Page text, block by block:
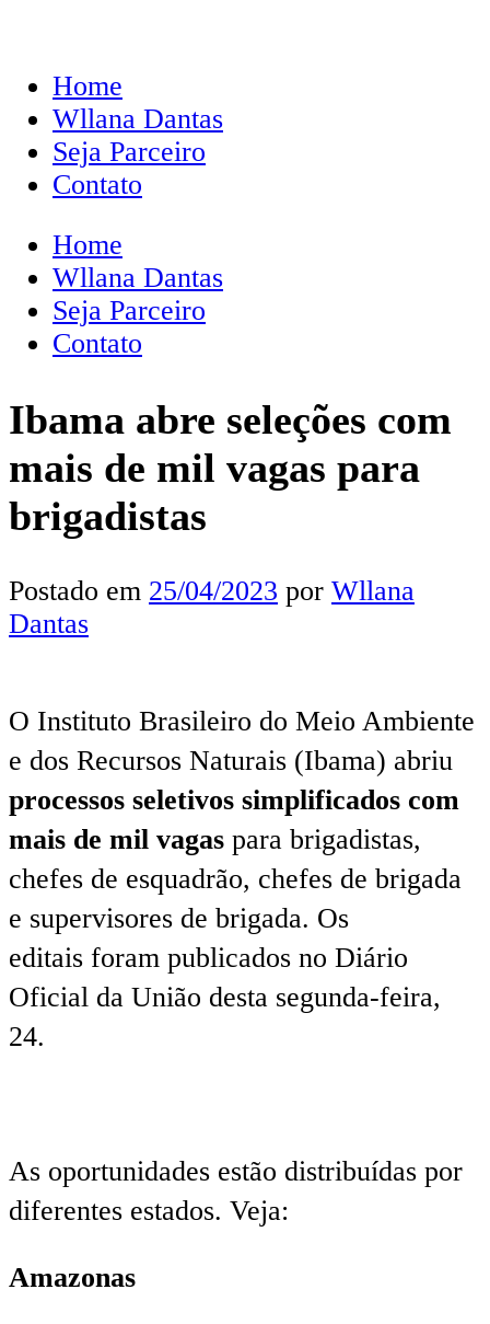
Home
Wllana Dantas
Seja Parceiro
Contato
Home
Wllana Dantas
Seja Parceiro
Contato
Ibama abre seleções com
mais de mil vagas para
brigadistas
Postado em 25/04/2023 por Wllana
Dantas
O Instituto Brasileiro do Meio Ambiente
e dos Recursos Naturais (Ibama) abriu
processos seletivos simplificados com
mais de mil vagas para brigadistas,
chefes de esquadrão, chefes de brigada
e supervisores de brigada. Os
editais foram publicados no Diário
Oficial da União desta segunda-feira,
24.
As oportunidades estão distribuídas por
diferentes estados. Veja:
Amazonas